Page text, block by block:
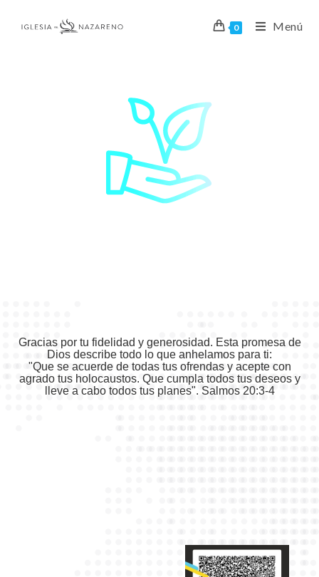
0 Menú
Gracias por tu fidelidad y generosidad. Esta promesa de
Dios describe todo lo que anhelamos para ti:
"Que se acuerde de todas tus ofrendas y acepte con
agrado tus holocaustos. Que cumpla todos tus deseos y
lleve a cabo todos tus planes". Salmos 20:3-4